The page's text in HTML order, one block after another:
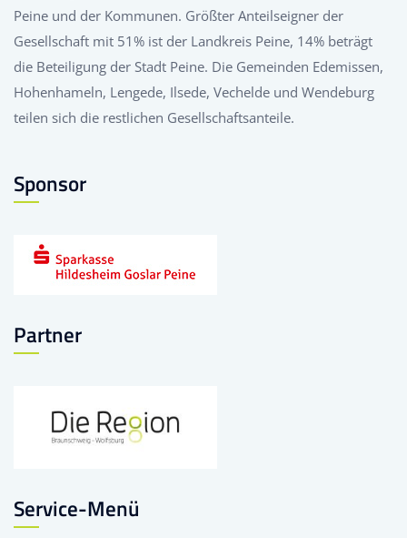
Peine und der Kommunen. Größter Anteilseigner der
Gesellschaft mit 51% ist der Landkreis Peine, 14% beträgt
die Beteiligung der Stadt Peine. Die Gemeinden Edemissen,
Hohenhameln, Lengede, Ilsede, Vechelde und Wendeburg
teilen sich die restlichen Gesellschaftsanteile.
Sponsor
Partner
Service-Menü